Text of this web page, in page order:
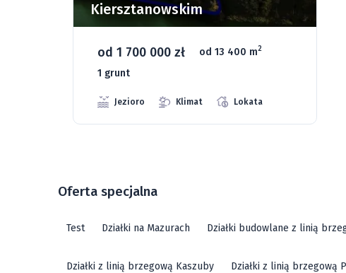
Kiersztanowskim
od 1 700 000 zł od 13 400 m2
1 grunt
Jezioro Klimat Lokata
Oferta specjalna
Test Działki na Mazurach Działki budowlane z linią
Działki z linią brzegową Kaszuby Działki z linią brzegową